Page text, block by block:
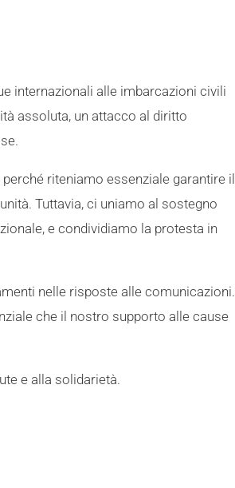
internazionali alle imbarcazioni civili
assoluta, un attacco al diritto
riteniamo essenziale garantire il
Tuttavia, ci uniamo al sostegno
e condividiamo la protesta in
nelle risposte alle comunicazioni.
che il nostro supporto alle cause
e alla solidarietà.